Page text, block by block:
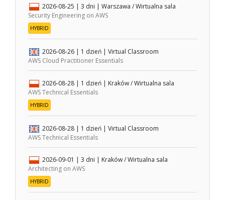
2026-08-25 | 3 dni | Warszawa / Wirtualna sala
Security Engineering on AWS
HYBRID
2026-08-26 | 1 dzień | Virtual Classroom
AWS Cloud Practitioner Essentials
2026-08-28 | 1 dzień | Kraków / Wirtualna sala
AWS Technical Essentials
HYBRID
2026-08-28 | 1 dzień | Virtual Classroom
AWS Technical Essentials
2026-09-01 | 3 dni | Kraków / Wirtualna sala
Architecting on AWS
HYBRID